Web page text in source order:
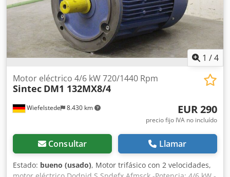
1 /4
Wiefelstede 8.430 km
Motor eléctrico 4/6 kW 720/1440 Rpm
Sintec DM1 132MX8/4
EUR 290
precio fijo IVA no incluído
Consultar Llamar
Estado: bueno (usado), Motor trifásico con 2 velocidades,